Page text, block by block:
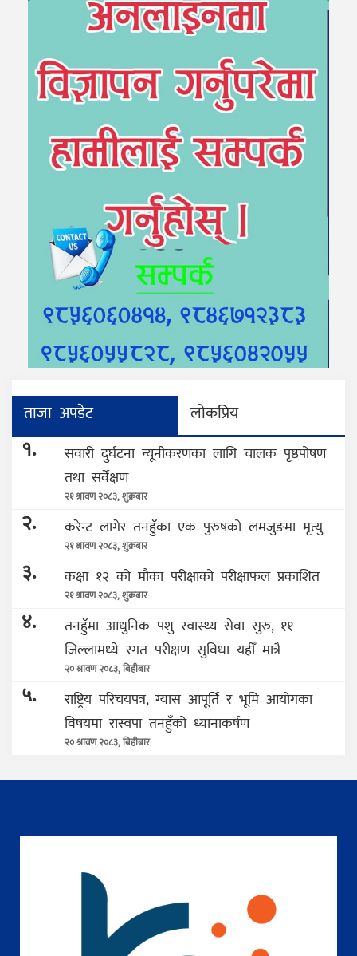
ताजा अपडेट लोकप्रिय
१.
सवारी दुर्घटना न्यूनीकरणका लागि चालक पृष्ठपोषण
तथा सर्वेक्षण
२१ श्रावण २०८३, शुक्रबार
२. करेन्ट लागेर तनहुँका एक पुरुषको लमजुङमा मृत्यु
२१ श्रावण २०८३, शुक्रबार
३. कक्षा १२ को मौका परीक्षाको परीक्षाफल प्रकाशित
२१ श्रावण २०८३, शुक्रबार
४.
तनहुँमा आधुनिक पशु स्वास्थ्य सेवा सुरु, ११
जिल्लामध्ये रगत परीक्षण सुविधा यहीँ मात्रै
२० श्रावण २०८३, बिहीबार
५.
राष्ट्रिय परिचयपत्र, ग्यास आपूर्ति र भूमि आयोगका
विषयमा रास्वपा तनहुँको ध्यानाकर्षण
२० श्रावण २०८३, बिहीबार